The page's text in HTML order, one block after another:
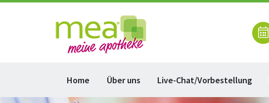
Home Über uns Live-Chat/Vorbestellung